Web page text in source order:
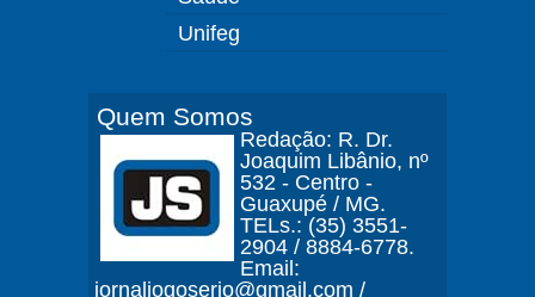
Unifeg
Quem Somos
Redação: R. Dr.
Joaquim Libânio, nº
532 - Centro -
Guaxupé / MG.
TELs.: (35) 3551-
2904 / 8884-6778.
Email:
jornaljogoserio@gmail.com /